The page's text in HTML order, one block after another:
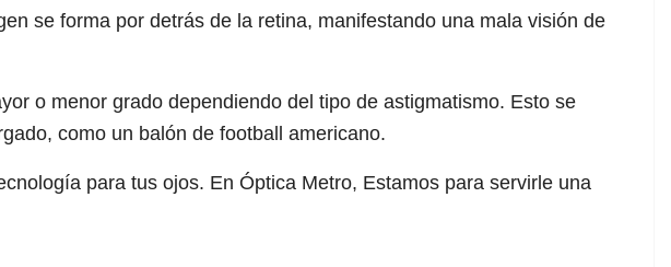
se forma por detrás de la retina, manifestando una mala visión de
o menor grado dependiendo del tipo de astigmatismo. Esto se
como un balón de football americano.
para tus ojos. En Óptica Metro, Estamos para servirle una